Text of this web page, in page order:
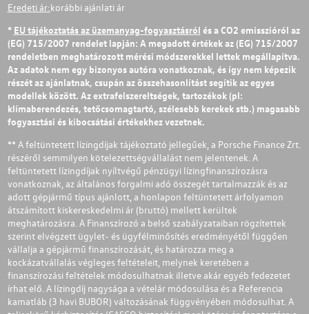
Eredeti ár:korábbi ajánlati ár
* EU tájékoztatás az üzemanyag-fogyasztásról és a CO2 emisszióról az
(EG) 715/2007 rendelet lapján: A megadott értékek az (EG) 715/2007
rendeletben meghatározott mérési módszerekkel lettek megállapítva.
Az adatok nem egy bizonyos autóra vonatkoznak, és így nem képezik
részét az ajánlatnak, csupán az összehasonlítást segítik az egyes
modellek között. Az extrafelszereltségek, tartozékok (pl:
klímaberendezés, tetőcsomagtartó, szélesebb kerekek stb.) magasabb
fogyasztási és kibocsátási értékekhez vezetnek.
** A feltüntetett lízingdíjak tájékoztató jellegűek, a Porsche Finance Zrt.
részéről semmilyen kötelezettségvállalást nem jelentenek. A
feltüntetett lízingdíjak nyíltvégű pénzügyi lízingfinanszírozásra
vonatkoznak, az általános forgalmi adó összegét tartalmazzák és az
adott gépjármű típus ajánlott, a honlapon feltüntetett árfolyamon
átszámított kiskereskedelmi ár (bruttó) mellett kerültek
meghatározásra. A Finanszírozó a belső szabályzataiban rögzítettek
szerint elvégzett ügylet- és ügyfélminősítés eredményétől függően
vállalja a gépjármű finanszírozását, és határozza meg a
kockázatvállalás végleges feltételeit, melynek keretében a
finanszírozási feltételek módosulhatnak illetve akár egyéb fedezetet
írhat elő. A lízingdíj nagysága a vételár módosulása és a Referencia
kamatláb (3 havi BUBOR) változásának függvényében módosulhat. A